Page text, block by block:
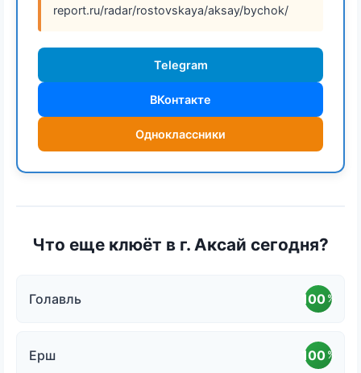
report.ru/radar/rostovskaya/aksay/bychok/
Telegram
ВКонтакте
Одноклассники
Что еще клюёт в г. Аксай сегодня?
Голавль 100 %
Ерш 100 %